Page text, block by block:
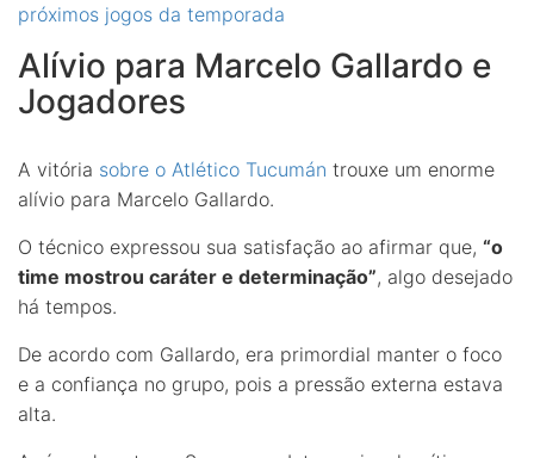
próximos jogos da temporada
Alívio para Marcelo Gallardo e
Jogadores
A vitória sobre o Atlético Tucumán trouxe um enorme
alívio para Marcelo Gallardo.
O técnico expressou sua satisfação ao afirmar que, “o
time mostrou caráter e determinação”, algo desejado
há tempos.
De acordo com Gallardo, era primordial manter o foco
e a confiança no grupo, pois a pressão externa estava
alta.